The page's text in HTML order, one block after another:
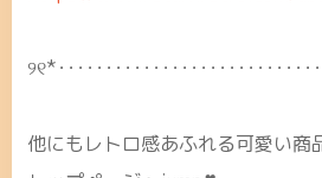
୨୧*･･･････････････････････････
他にもレトロ感あふれる可愛い商